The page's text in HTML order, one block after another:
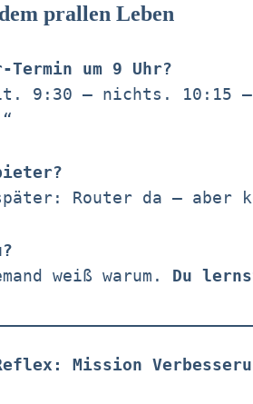
prallen Leben
Termin um 9 Uhr?
9:30 – nichts. 10:15
Router da – aber
weiß warum. Du
Mission